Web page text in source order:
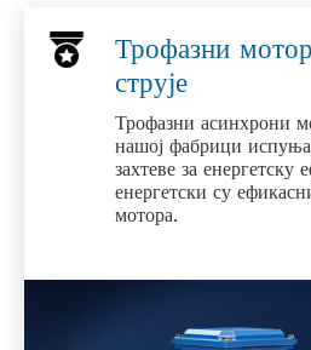
Трофазни
струје
Трофазни асинхрони
нашој фабрици
захтеве за енергетску
енергетски су
мотора.